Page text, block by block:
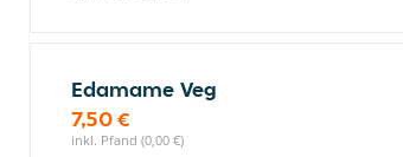
Edamame Veg
7,50 €
inkl. Pfand (0,00 €)